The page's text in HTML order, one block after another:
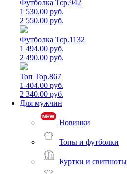
Футболка Top.942
1 530.00 руб.
2 550.00 руб.
Футболка Top.1132
1 494.00 руб.
2 490.00 руб.
Топ Top.867
1 404.00 руб.
2 340.00 руб.
Для мужчин
Новинки
Топы и футболки
Куртки и свитшоты